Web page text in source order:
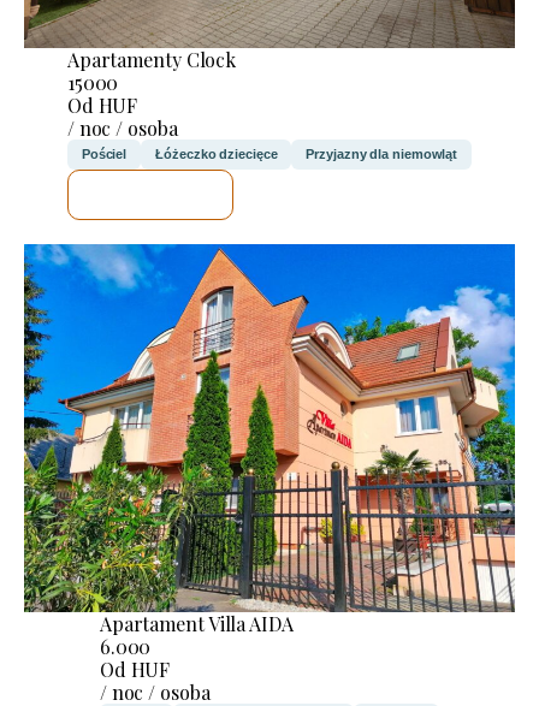
Apartamenty Clock
15000
Od HUF
/ noc / osoba
Pościel Łóżeczko dziecięce Przyjazny dla niemowląt
Apartament Villa AIDA
6.000
Od HUF
/ noc / osoba